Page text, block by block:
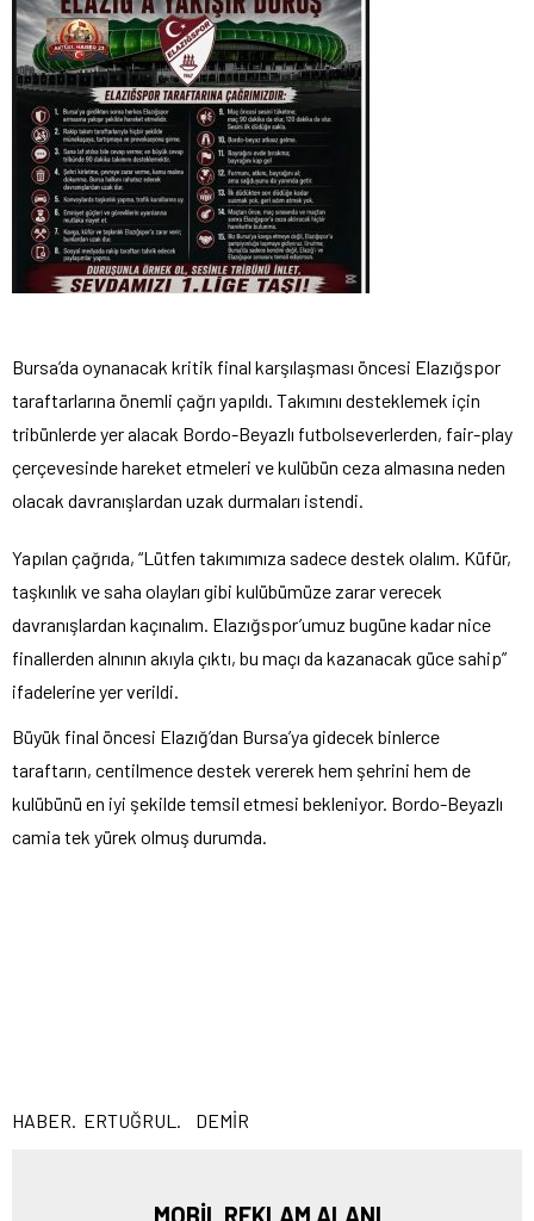
Bursa’da oynanacak kritik final karşılaşması öncesi Elazığspor
taraftarlarına önemli çağrı yapıldı. Takımını desteklemek için
tribünlerde yer alacak Bordo-Beyazlı futbolseverlerden, fair-play
çerçevesinde hareket etmeleri ve kulübün ceza almasına neden
olacak davranışlardan uzak durmaları istendi.
Yapılan çağrıda, “Lütfen takımımıza sadece destek olalım. Küfür,
taşkınlık ve saha olayları gibi kulübümüze zarar verecek
davranışlardan kaçınalım. Elazığspor’umuz bugüne kadar nice
finallerden alnının akıyla çıktı, bu maçı da kazanacak güce sahip”
ifadelerine yer verildi.
Büyük final öncesi Elazığ’dan Bursa’ya gidecek binlerce
taraftarın, centilmence destek vererek hem şehrini hem de
kulübünü en iyi şekilde temsil etmesi bekleniyor. Bordo-Beyazlı
camia tek yürek olmuş durumda.
HABER. ERTUĞRUL. DEMİR
MOBİL REKLAM ALANI